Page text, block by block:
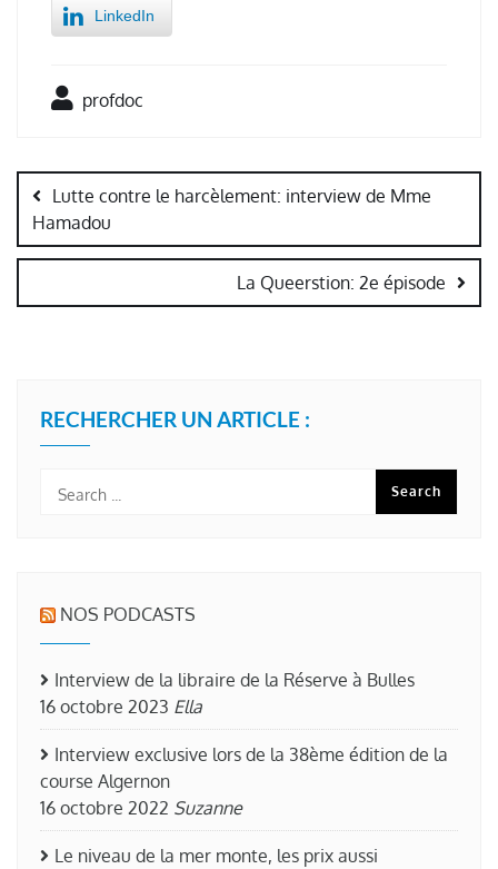
LinkedIn
profdoc
de
l’article
Lutte contre le harcèlement: interview de Mme
Hamadou
La Queerstion: 2e épisode
RECHERCHER UN ARTICLE :
NOS PODCASTS
Interview de la libraire de la Réserve à Bulles
16 octobre 2023 Ella
Interview exclusive lors de la 38ème édition de la
course Algernon
16 octobre 2022 Suzanne
Le niveau de la mer monte, les prix aussi